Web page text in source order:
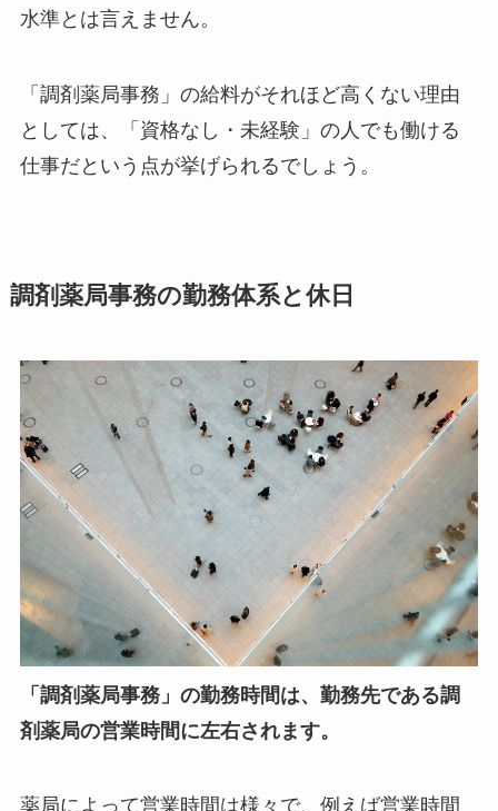
水準とは言えません。
「調剤薬局事務」の給料がそれほど高くない理由
としては、「資格なし・未経験」の人でも働ける
仕事だという点が挙げられるでしょう。
調剤薬局事務の勤務体系と休日
「調剤薬局事務」の勤務時間は、勤務先である調
剤薬局の営業時間に左右されます。
薬局によって営業時間は様々で、例えば営業時間